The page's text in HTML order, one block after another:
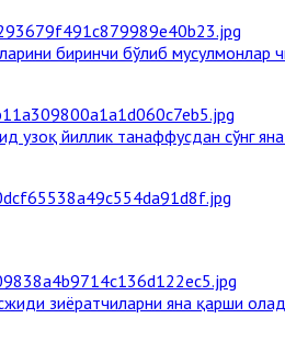
биринчи бўлиб мусулмонлар
узоқ йиллик танаффусдан сўнг
зиёратчиларни яна қарши